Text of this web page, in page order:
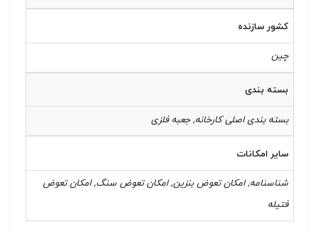
کشور سازنده
چین
بسته بندی
بسته بندی اصلی کارخانه, جعبه فلزی
سایر امکانات
شناسنامه, امکان تعوض بنزین, امکان تعوض سنگ, امکان تعوض
فتیله